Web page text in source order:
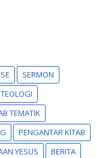
SERMON
TEOLOGI
TEMATIK
PENGANTAR KITAB
YESUS
BERITA